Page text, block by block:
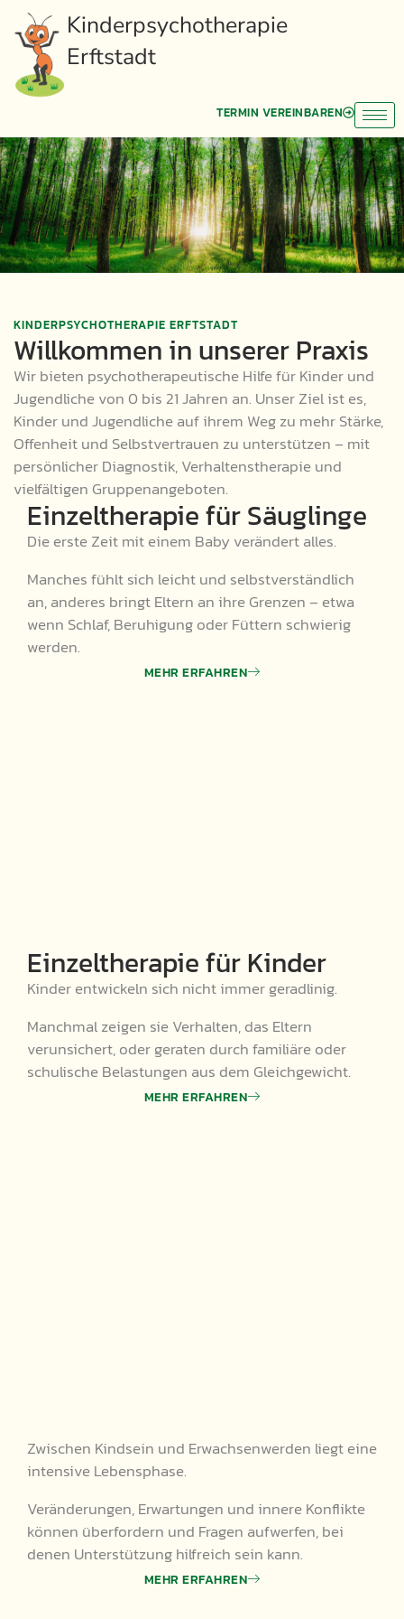
Kinderpsychotherapie
Erftstadt
TERMIN VEREINBAREN
KINDERPSYCHOTHERAPIE ERFTSTADT
Willkommen in unserer Praxis
Wir bieten psychotherapeutische Hilfe für Kinder und
Jugendliche von 0 bis 21 Jahren an. Unser Ziel ist es,
Kinder und Jugendliche auf ihrem Weg zu mehr Stärke,
Offenheit und Selbstvertrauen zu unterstützen – mit
persönlicher Diagnostik, Verhaltenstherapie und
vielfältigen Gruppenangeboten.
Einzeltherapie für Säuglinge
Die erste Zeit mit einem Baby verändert alles.
Manches fühlt sich leicht und selbstverständlich
an, anderes bringt Eltern an ihre Grenzen – etwa
wenn Schlaf, Beruhigung oder Füttern schwierig
werden.
MEHR ERFAHREN
Einzeltherapie für Kinder
Kinder entwickeln sich nicht immer geradlinig.
Manchmal zeigen sie Verhalten, das Eltern
verunsichert, oder geraten durch familiäre oder
schulische Belastungen aus dem Gleichgewicht.
MEHR ERFAHREN
Zwischen Kindsein und Erwachsenwerden liegt eine
intensive Lebensphase.
Veränderungen, Erwartungen und innere Konflikte
können überfordern und Fragen aufwerfen, bei
denen Unterstützung hilfreich sein kann.
MEHR ERFAHREN